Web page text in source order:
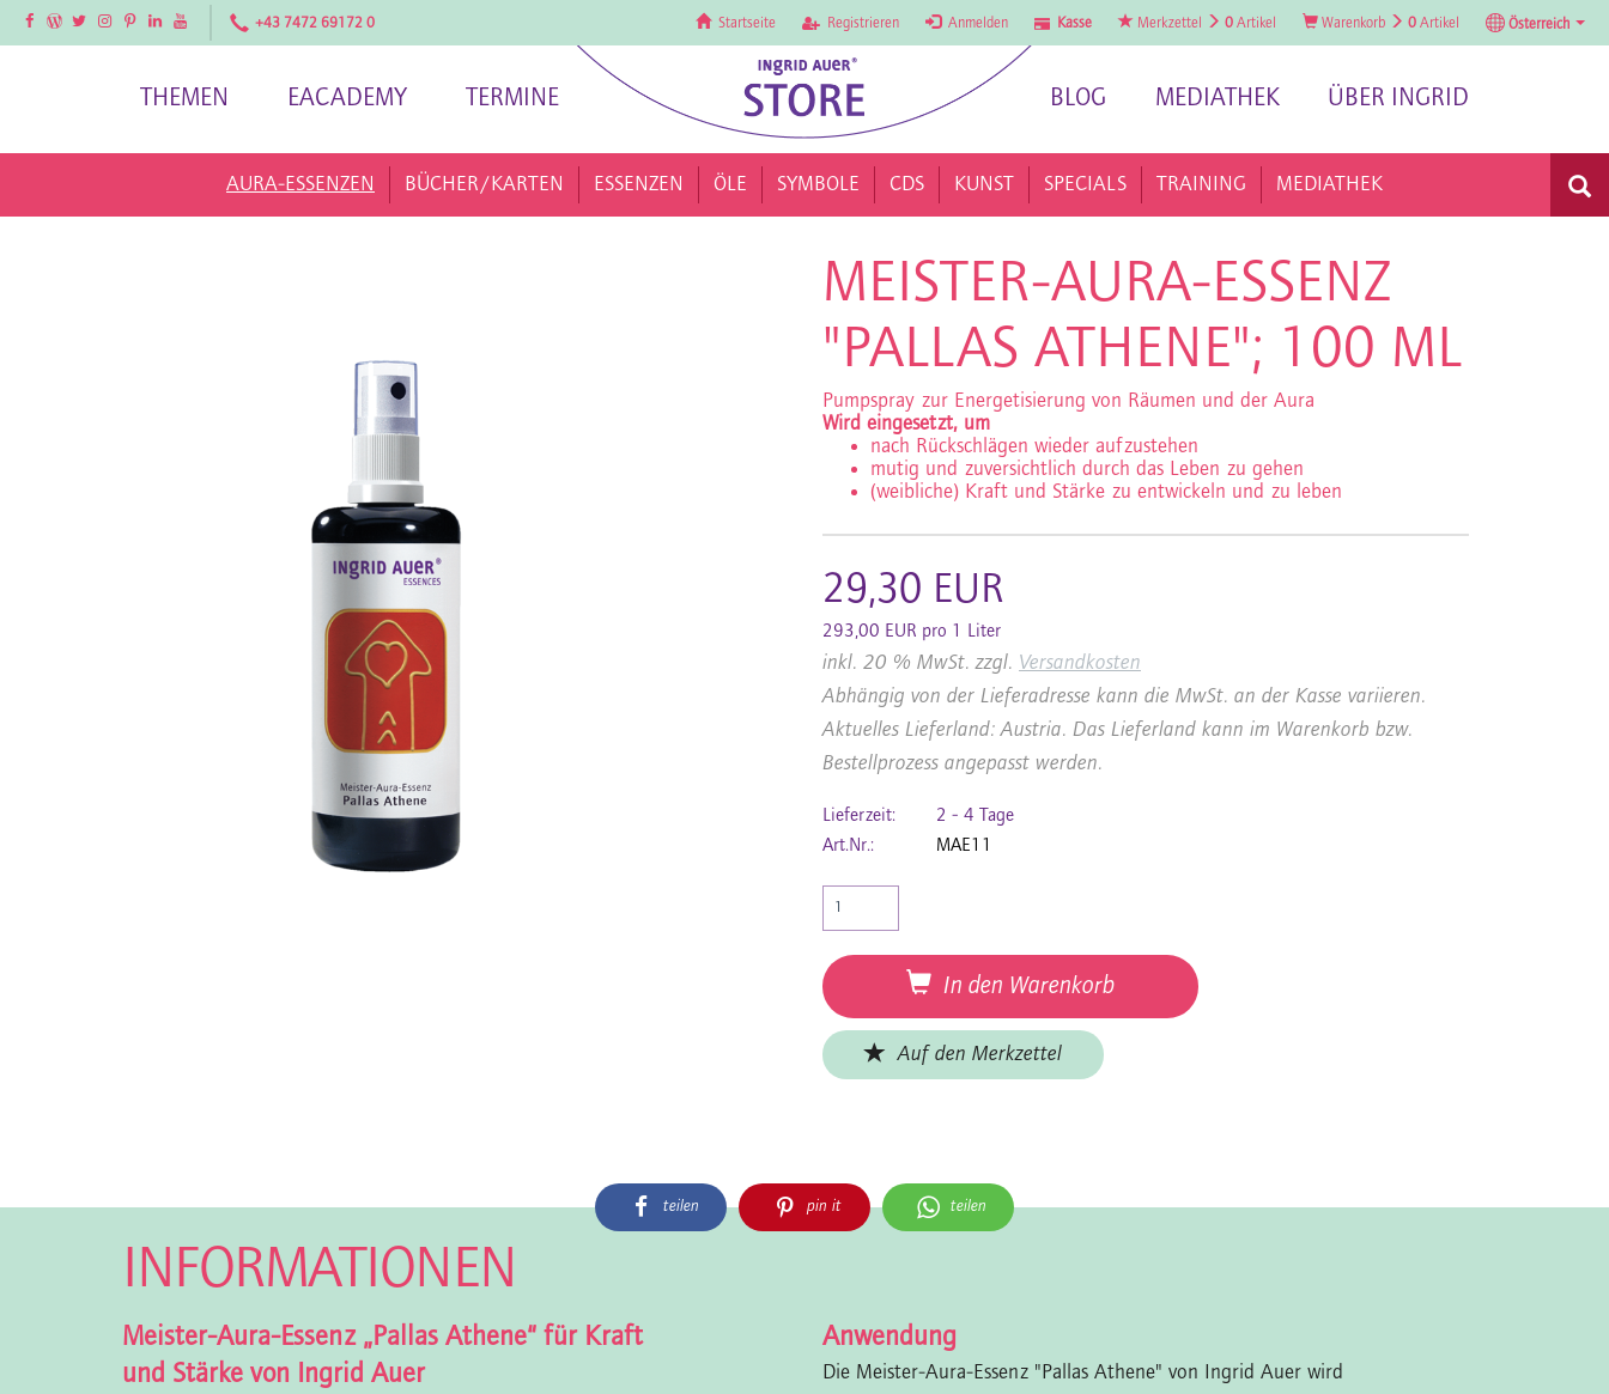
FacebookFacebookTwitterInstagramPinterestLinkedInYouTube +43 7472 69172 0 Startseite Registrieren Anmelden Kasse Merkzettel 0 Artikel Warenkorb 0 Artikel Österreich
THEMEN EACADEMY TERMINE BLOG MEDIATHEK ÜBER INGRID
AURA-ESSENZEN BÜCHER/KARTEN ESSENZEN ÖLE SYMBOLE CDS KUNST SPECIALS TRAINING MEDIATHEK
MEISTER-AURA-ESSENZ
"PALLAS ATHENE"; 100 ML
Pumpspray zur Energetisierung von Räumen und der Aura
Wird eingesetzt, um
nach Rückschlägen wieder aufzustehen
mutig und zuversichtlich durch das Leben zu gehen
(weibliche) Kraft und Stärke zu entwickeln und zu leben
29,30 EUR
293,00 EUR pro 1 Liter
inkl. 20 % MwSt. zzgl. Versandkosten
Abhängig von der Lieferadresse kann die MwSt. an der Kasse variieren.
Aktuelles Lieferland: Austria. Das Lieferland kann im Warenkorb bzw.
Bestellprozess angepasst werden.
Lieferzeit:
2 - 4 Tage
Art.Nr.:
MAE11
In den Warenkorb
Auf den Merkzettel
teilen pin it teilen
INFORMATIONEN
Meister-Aura-Essenz „Pallas Athene“ für Kraft
und Stärke von Ingrid Auer
Anwendung
Die Meister-Aura-Essenz "Pallas Athene" von Ingrid Auer wird